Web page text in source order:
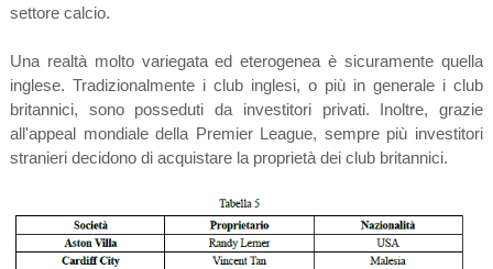
settore calcio.
Una realtà molto variegata ed eterogenea è sicuramente quella
inglese. Tradizionalmente i club inglesi, o più in generale i club
britannici, sono posseduti da investitori privati. Inoltre, grazie
all'appeal mondiale della Premier League, sempre più investitori
stranieri decidono di acquistare la proprietà dei club britannici.